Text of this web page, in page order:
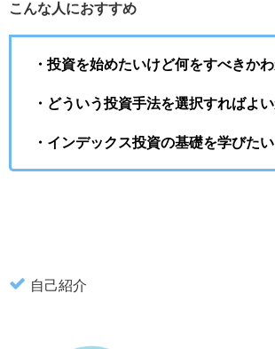
こんな人におすすめ
・投資を始めたいけど何をすべきか
・どういう投資手法を選択すればよ
・インデックス投資の基礎を学びたい
自己紹介